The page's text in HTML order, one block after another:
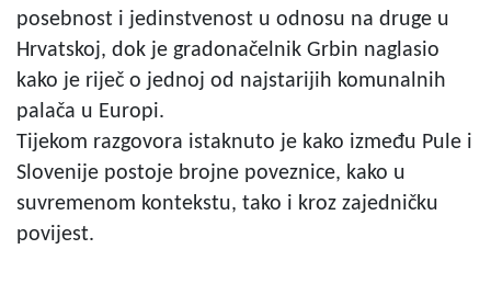
posebnost i jedinstvenost u odnosu na druge u
Hrvatskoj, dok je gradonačelnik Grbin naglasio
kako je riječ o jednoj od najstarijih komunalnih
palača u Europi.
Tijekom razgovora istaknuto je kako između Pule i
Slovenije postoje brojne poveznice, kako u
suvremenom kontekstu, tako i kroz zajedničku
povijest.